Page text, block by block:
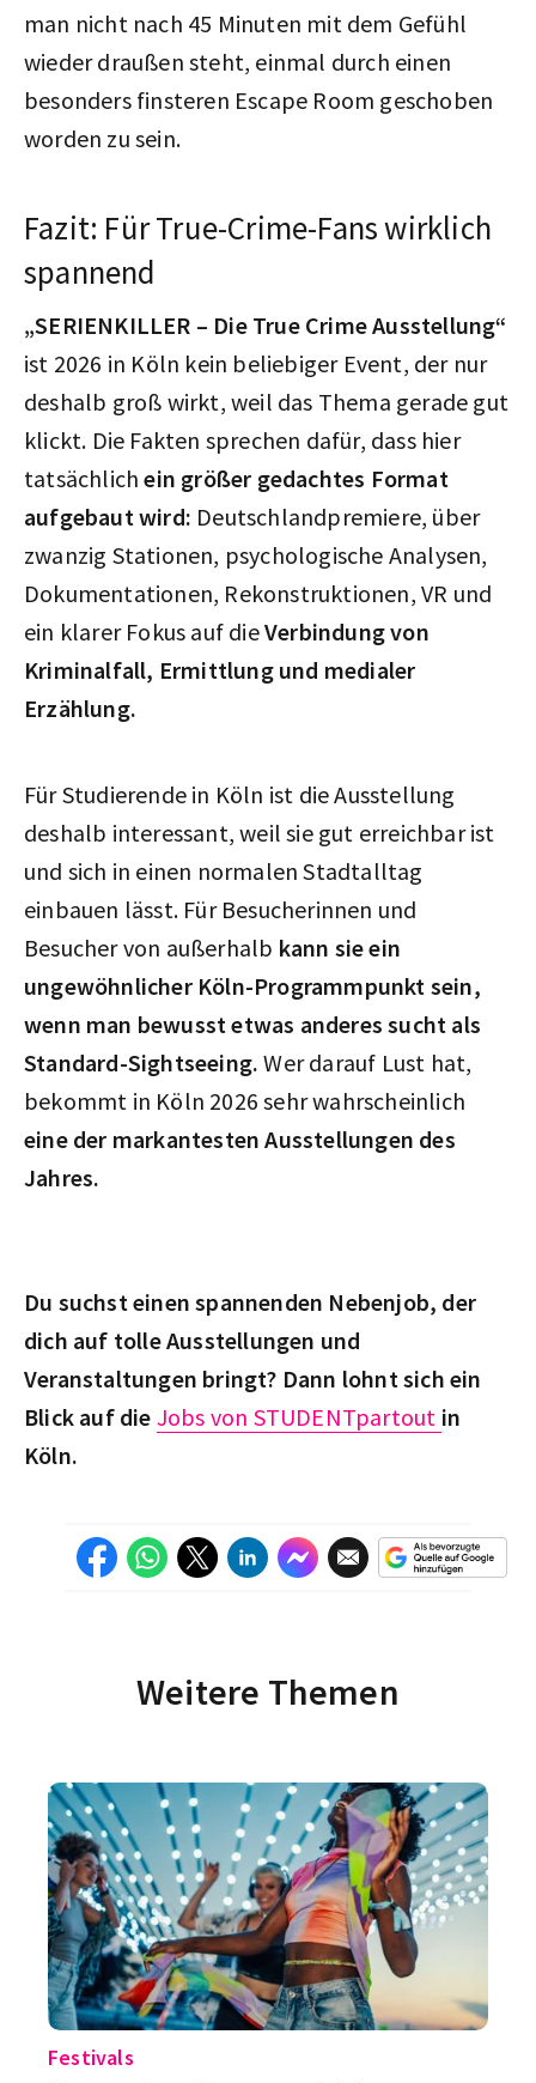
man nicht nach 45 Minuten mit dem Gefühl
wieder draußen steht, einmal durch einen
besonders finsteren Escape Room geschoben
worden zu sein.
Fazit: Für True-Crime-Fans wirklich
spannend
„SERIENKILLER – Die True Crime Ausstellung“
ist 2026 in Köln kein beliebiger Event, der nur
deshalb groß wirkt, weil das Thema gerade gut
klickt. Die Fakten sprechen dafür, dass hier
tatsächlichein größer gedachtes Format
aufgebaut wird: Deutschlandpremiere, über
zwanzig Stationen, psychologische Analysen,
Dokumentationen, Rekonstruktionen, VR und
ein klarer Fokus auf dieVerbindung von
Kriminalfall, Ermittlung und medialer
Erzählung.
Für Studierende in Köln ist die Ausstellung
deshalb interessant, weil sie gut erreichbar ist
und sich in einen normalen Stadtalltag
einbauen lässt. Für Besucherinnen und
Besucher von außerhalb kann sie ein
ungewöhnlicher Köln-Programmpunkt sein,
wenn man bewusst etwas anderes sucht als
Standard-Sightseeing.Wer darauf Lust hat,
bekommt in Köln 2026 sehr wahrscheinlich
eine der markantesten Ausstellungen des
Jahres.
Du suchst einen spannenden Nebenjob, der
dich auf tolle Ausstellungen und
Veranstaltungen bringt? Dann lohnt sich ein
Blick auf die Jobs von STUDENTpartout in
Köln.
Weitere Themen
Festivals